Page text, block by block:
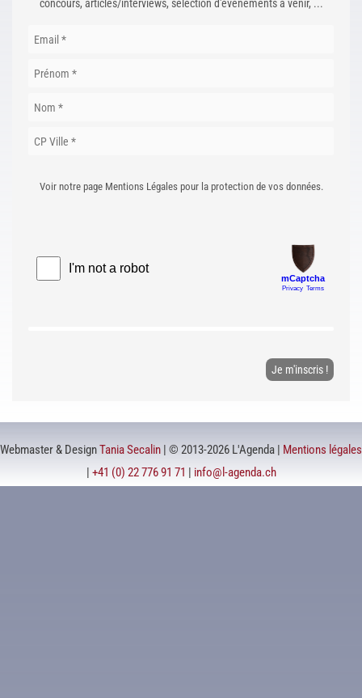
concours, articles/interviews, sélection d'événements à venir, ...
Voir notre page Mentions Légales pour la protection de vos données.
Webmaster & DesignTania Secalin | © 2013-2026 L'Agenda | Mentions légales
| +41 (0) 22 776 91 71 | info@l-agenda.ch